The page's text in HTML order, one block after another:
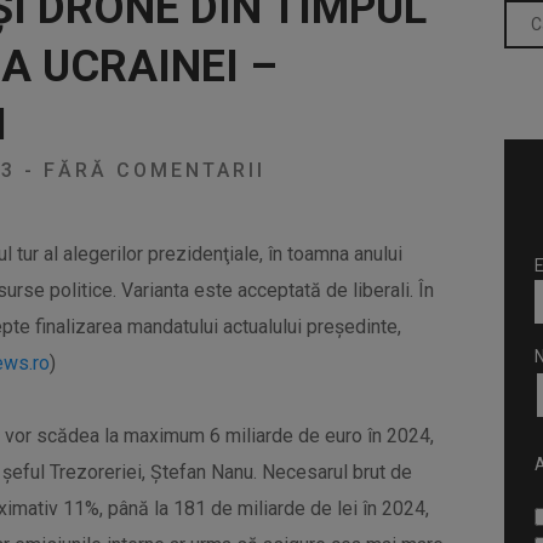
UCRAINEI –
- FĂRĂ COMENTARII
tur al alegerilor prezidenţiale, în toamna anului
politice. Varianta este acceptată de liberali. În
finalizarea mandatului actualului preşedinte,
)
scădea la maximum 6 miliarde de euro în 2024,
Trezoreriei, Ștefan Nanu. Necesarul brut de
11%, până la 181 de miliarde de lei în 2024,